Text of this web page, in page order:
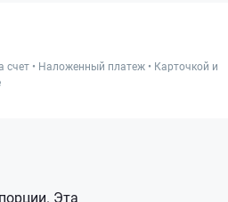
• Наложенный платеж • Карточкой и
Эта